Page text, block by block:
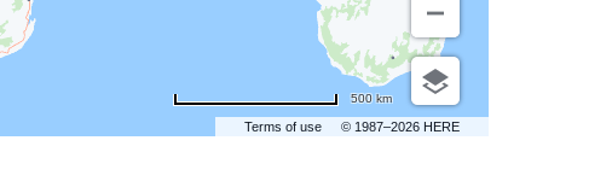
Terms of use © 1987–2026 HERE
500 km